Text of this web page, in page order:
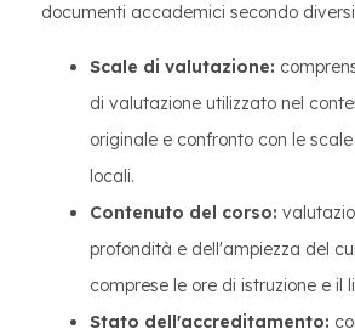
documenti accademici secondo
Scale di valutazione:
di valutazione utilizzato nel
originale e confronto con le
locali.
Contenuto del corso:
profondità e dell'ampiezza del
comprese le ore di istruzione e il
Stato dell'accreditamento: